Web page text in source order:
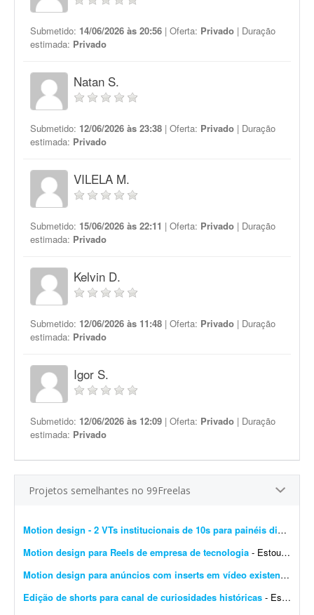
Submetido: 14/06/2026 às 20:56 | Oferta: Privado | Duração
estimada: Privado
Natan S.
Submetido: 12/06/2026 às 23:38 | Oferta: Privado | Duração
estimada: Privado
VILELA M.
Submetido: 15/06/2026 às 22:11 | Oferta: Privado | Duração
estimada: Privado
Kelvin D.
Submetido: 12/06/2026 às 11:48 | Oferta: Privado | Duração
estimada: Privado
Igor S.
Submetido: 12/06/2026 às 12:09 | Oferta: Privado | Duração
estimada: Privado
Projetos semelhantes no 99Freelas
Motion design - 2 VTs institucionais de 10s para painéis digitais
Motion design para Reels de empresa de tecnologia - Estou procurando um motion designer criativo para desenvolver Reels curtos (15 a 30 segundos) para uma empresa de tecnologia chamada D'Orsay Studio. Estamos no início. A empresa atua c...
Motion design para anúncios com inserts em vídeo existente (30-60s)
Edição de shorts para canal de curiosidades históricas - Estou criando um canal de YouTube Shorts no nicho de curiosidades históricas. Procuro um editor de vídeo para uma parceria mensal. Eu vou fornecer os roteiros prontos. O trabalho se...